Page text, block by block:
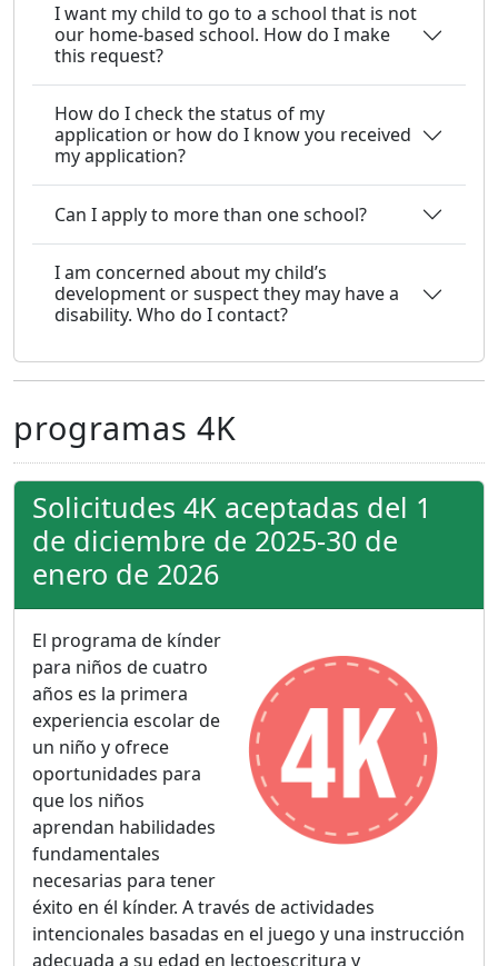
I want my child to go to a school that is not
our home-based school. How do I make
this request?
How do I check the status of my
application or how do I know you received
my application?
Can I apply to more than one school?
I am concerned about my child’s
development or suspect they may have a
disability. Who do I contact?
programas 4K
Solicitudes 4K aceptadas del 1
de diciembre de 2025-30 de
enero de 2026
El programa de kínder
para niños de cuatro
años es la primera
experiencia escolar de
un niño y ofrece
oportunidades para
que los niños
aprendan habilidades
fundamentales
necesarias para tener
éxito en él kínder. A través de actividades
intencionales basadas en el juego y una instrucción
adecuada a su edad en lectoescritura y